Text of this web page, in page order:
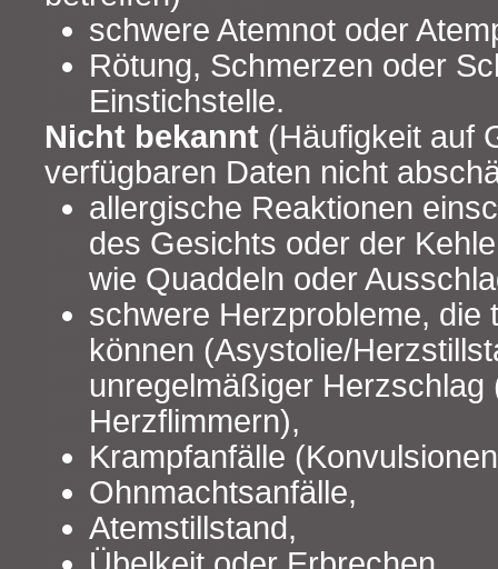
schwere Atemnot oder
Rötung, Schmerzen oder
Einstichstelle.
Nicht bekannt (Häufigkeit auf
verfügbaren Daten nicht
allergische Reaktionen
des Gesichts oder der
wie Quaddeln oder
schwere Herzprobleme, die
können (Asystolie/
unregelmäßiger Herzschlag
Herzflimmern),
Krampfanfälle
Ohnmachtsanfälle,
Atemstillstand,